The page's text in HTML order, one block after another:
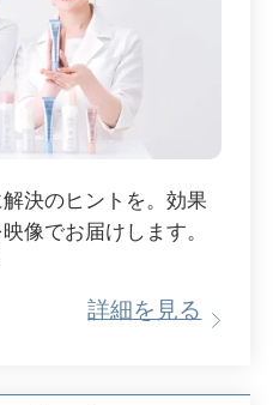
解決のヒントを。効果
像でお届けします。
詳細を見る